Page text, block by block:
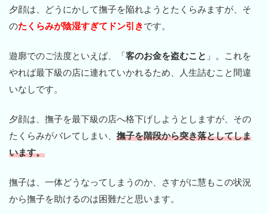
夕顔は、どうにかして撫子を陥れようとたくらみますが、そ
のたくらみが陰湿すぎてドン引きです。
遊廓でのご法度といえば、「客のお金を盗むこと 」。これを
やれば最下級の店に連れていかれるため、人生詰むこと間違
いなしです。
夕顔は、撫子を最下級の店へ格下げしようとしますが、その
たくらみがバレてしまい、 撫子を階段から突き落としてしま
います。
撫子は、一体どうなってしまうのか、さすがに慧もこの状況
から撫子を助けるのは困難だと思います。